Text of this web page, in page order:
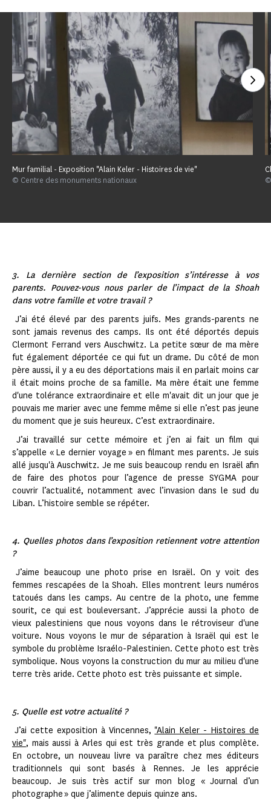
Mur familial - Exposition "Alain Keler - Histoires de vie"
© Centre des monuments nationaux
3. La dernière section de l’exposition s’intéresse à vos
parents. Pouvez-vous nous parler de l’impact de la Shoah
dans votre famille et votre travail ?
J’ai été élevé par des parents juifs. Mes grands-parents ne
sont jamais revenus des camps. Ils ont été déportés depuis
Clermont Ferrand vers Auschwitz. La petite sœur de ma mère
fut également déportée ce qui fut un drame. Du côté de mon
père aussi, il y a eu des déportations mais il en parlait moins car
il était moins proche de sa famille. Ma mère était une femme
d'une tolérance extraordinaire et elle m'avait dit un jour que je
pouvais me marier avec une femme même si elle n’est pas jeune
du moment que je suis heureux. C’est extraordinaire.
J’ai travaillé sur cette mémoire et j’en ai fait un film qui
s’appelle « Le dernier voyage » en filmant mes parents. Je suis
allé jusqu'à Auschwitz. Je me suis beaucoup rendu en Israël afin
de faire des photos pour l’agence de presse SYGMA pour
couvrir l’actualité, notamment avec l’invasion dans le sud du
Liban. L’histoire semble se répéter.
4. Quelles photos dans l’exposition retiennent votre attention
?
J’aime beaucoup une photo prise en Israël. On y voit des
femmes rescapées de la Shoah. Elles montrent leurs numéros
tatoués dans les camps. Au centre de la photo, une femme
sourit, ce qui est bouleversant. J’apprécie aussi la photo de
vieux palestiniens que nous voyons dans le rétroviseur d'une
voiture. Nous voyons le mur de séparation à Israël qui est le
symbole du problème Israélo-Palestinien. Cette photo est très
symbolique. Nous voyons la construction du mur au milieu d'une
terre très aride. Cette photo est très puissante et simple.
5. Quelle est votre actualité ?
J’ai cette exposition à Vincennes, "Alain Keler - Histoires de
vie", mais aussi à Arles qui est très grande et plus complète.
En octobre, un nouveau livre va paraître chez mes éditeurs
traditionnels qui sont basés à Rennes. Je les apprécie
beaucoup. Je suis très actif sur mon blog « Journal d’un
photographe » que j’alimente depuis quinze ans.